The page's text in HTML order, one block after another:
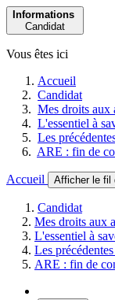
Informations
Candidat
Vous êtes ici
Accueil
Candidat
Mes droits aux
L'essentiel à
Les
ARE : fin de
Accueil Afficher le fil
Candidat
Mes droits aux
L'essentiel à
Les
ARE : fin de